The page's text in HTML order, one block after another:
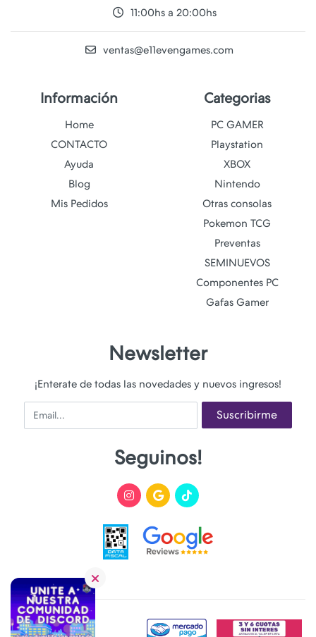
11:00hs a 20:00hs
ventas@e11evengames.com
Información
Home
CONTACTO
Ayuda
Blog
Mis Pedidos
Categorias
PC GAMER
Playstation
XBOX
Nintendo
Otras consolas
Pokemon TCG
Preventas
SEMINUEVOS
Componentes PC
Gafas Gamer
Newsletter
¡Enterate de todas las novedades y nuevos ingresos!
Email Suscribirme
Seguinos!